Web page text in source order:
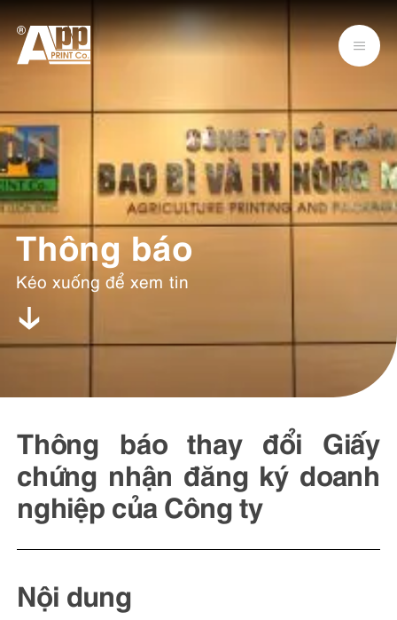
Thông báo
Kéo xuống để xem tin
Thông báo thay đổi Giấy
chứng nhận đăng ký doanh
nghiệp của Công ty
Nội dung